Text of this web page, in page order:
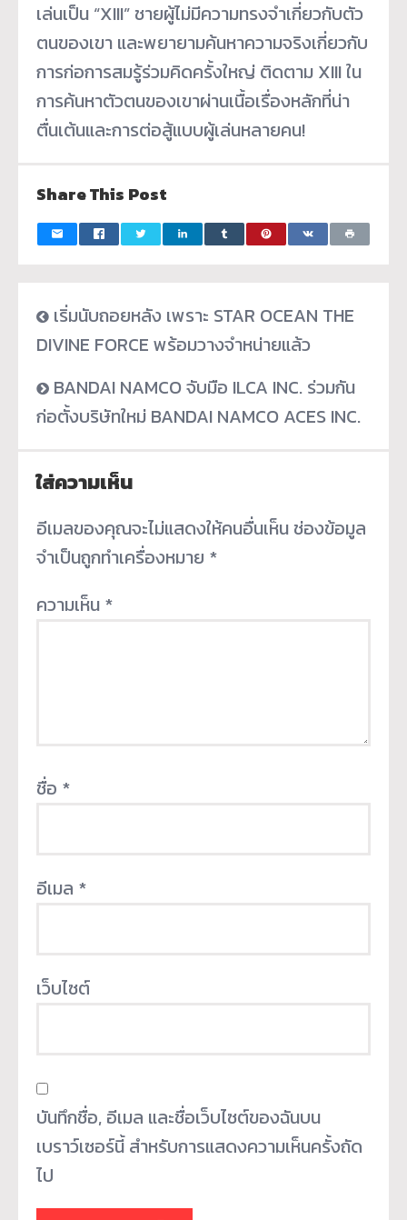
เล่นเป็น “XIII” ชายผู้ไม่มีความทรงจำเกี่ยวกับตัว
ตนของเขา และพยายามค้นหาความจริงเกี่ยวกับ
การก่อการสมรู้ร่วมคิดครั้งใหญ่ ติดตาม XIII ใน
การค้นหาตัวตนของเขาผ่านเนื้อเรื่องหลักที่น่า
ตื่นเต้นและการต่อสู้แบบผู้เล่นหลายคน!
Share This Post
เริ่มนับถอยหลัง เพราะ STAR OCEAN THE
DIVINE FORCE พร้อมวางจำหน่ายแล้ว
BANDAI NAMCO จับมือ ILCA INC. ร่วมกัน
ก่อตั้งบริษัทใหม่ BANDAI NAMCO ACES INC.
ใส่ความเห็น
อีเมลของคุณจะไม่แสดงให้คนอื่นเห็น ช่องข้อมูล
จำเป็นถูกทำเครื่องหมาย *
ความเห็น *
ชื่อ *
อีเมล *
เว็บไซต์
บันทึกชื่อ, อีเมล และชื่อเว็บไซต์ของฉันบน
เบราว์เซอร์นี้ สำหรับการแสดงความเห็นครั้งถัด
ไป